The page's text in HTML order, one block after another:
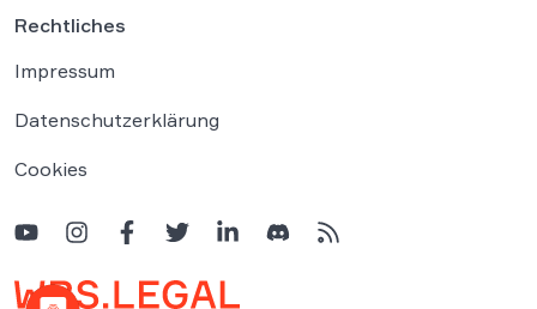
Rechtliches
Impressum
Datenschutzerklärung
Cookies